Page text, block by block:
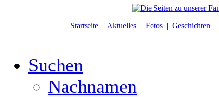
Startseite | Aktuelles | Fotos | Geschichten |
Suchen
Nachnamen